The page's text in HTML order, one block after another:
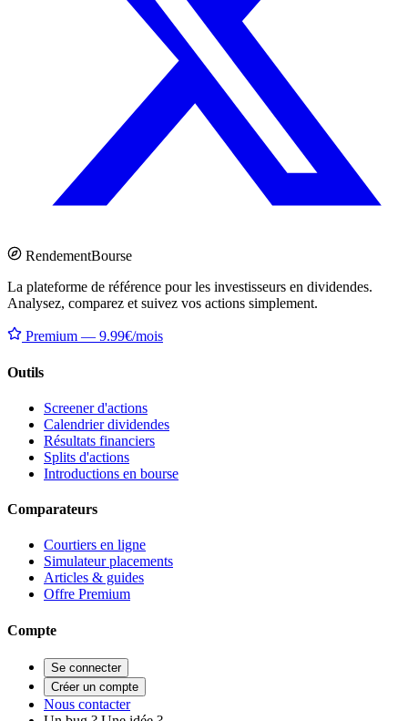
RendementBourse
La plateforme de référence pour les investisseurs en dividendes.
Analysez, comparez et suivez vos actions simplement.
Premium — 9.99€/mois
Outils
Screener d'actions
Calendrier dividendes
Résultats financiers
Splits d'actions
Introductions en bourse
Comparateurs
Courtiers en ligne
Simulateur placements
Articles & guides
Offre Premium
Compte
Se connecter
Créer un compte
Nous contacter